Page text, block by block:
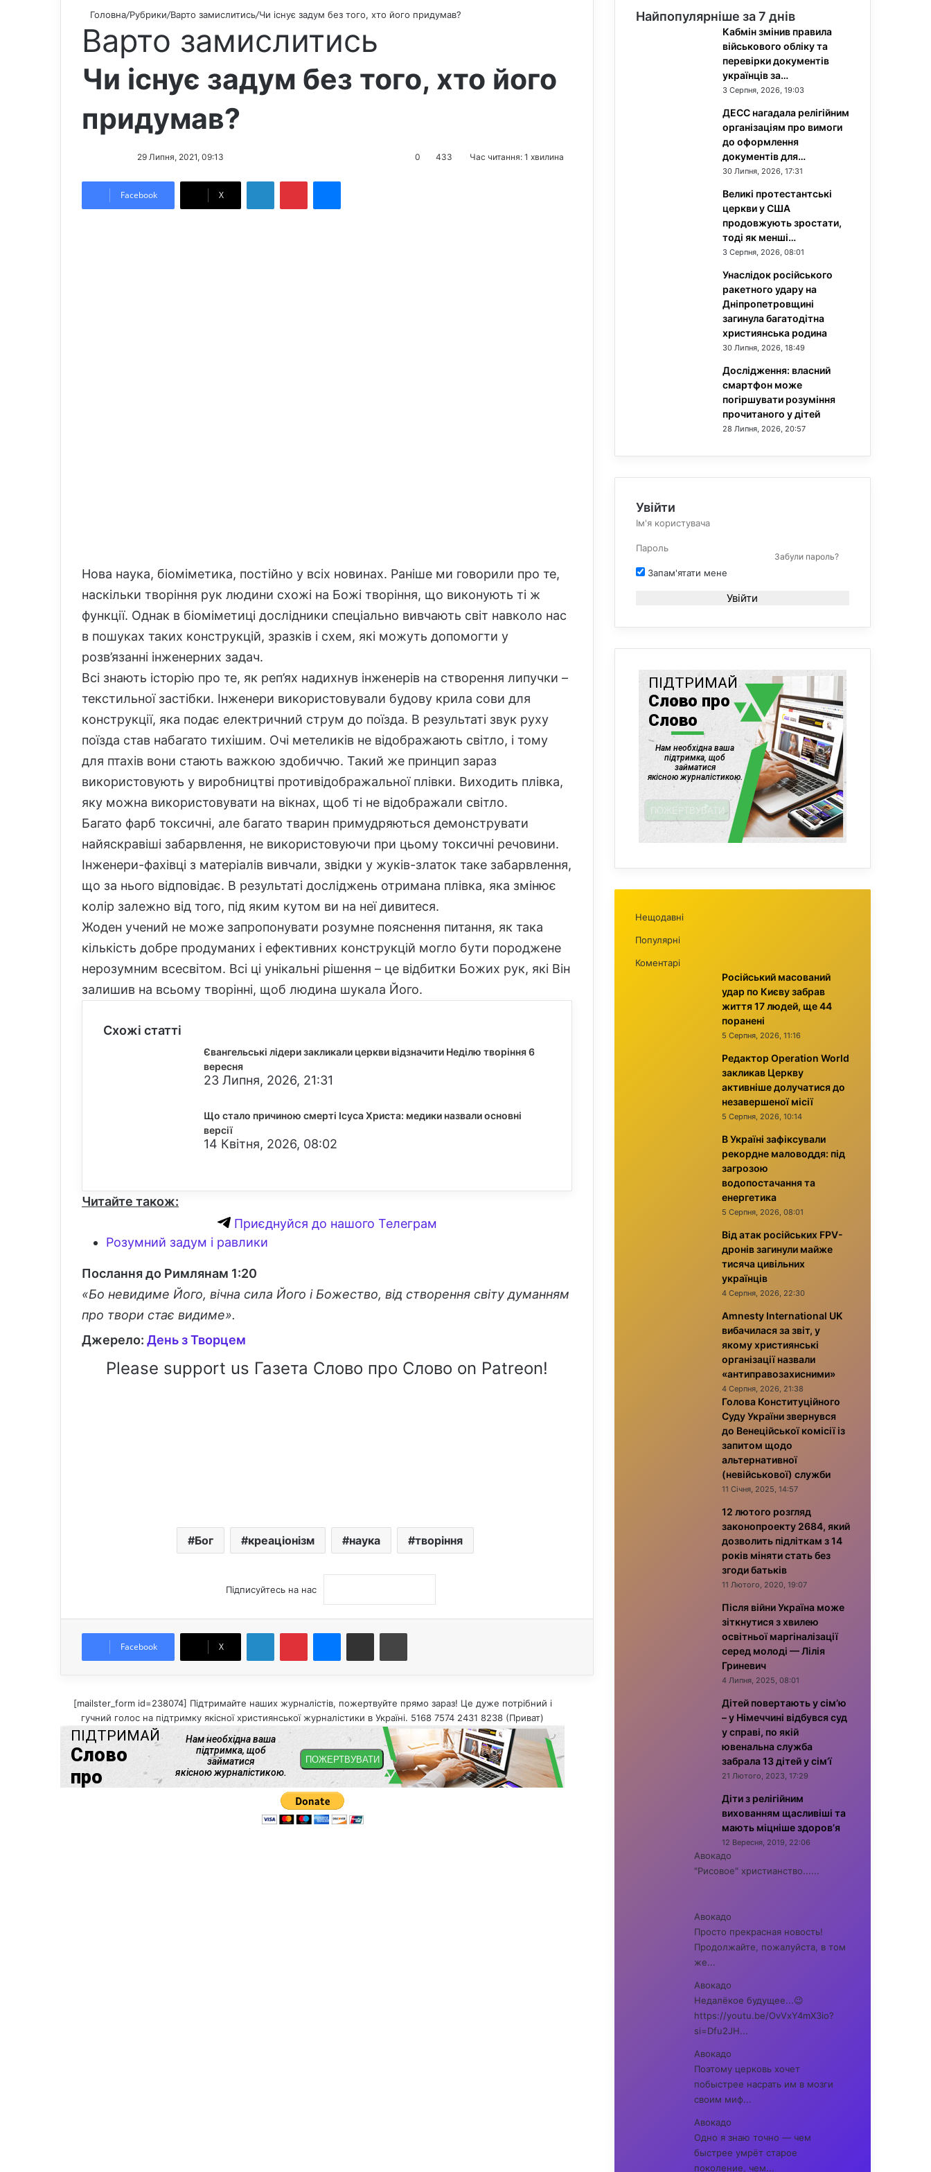
Головна/Рубрики/Варто замислитись/Чи існує задум без того, хто його придумав?
Варто замислитись
Чи існує задум без того, хто його
придумав?
l
n
d
29 Липня, 2021, 09:13 0 433 Час читання: 1 хвилина
Facebook X
Нова наука, біоміметика, постійно у всіх новинах. Раніше ми говорили про те,
наскільки творіння рук людини схожі на Божі творіння, що виконують ті ж
функції. Однак в біоміметиці дослідники спеціально вивчають світ навколо нас
в пошуках таких конструкцій, зразків і схем, які можуть допомогти у
розв’язанні інженерних задач.
Всі знають історію про те, як реп’ях надихнув інженерів на створення липучки –
текстильної застібки. Інженери використовували будову крила сови для
конструкції, яка подає електричний струм до поїзда. В результаті звук руху
поїзда став набагато тихішим. Очі метеликів не відображають світло, і тому
для птахів вони стають важкою здобиччю. Такий же принцип зараз
використовують у виробництві противідображальної плівки. Виходить плівка,
яку можна використовувати на вікнах, щоб ті не відображали світло.
Багато фарб токсичні, але багато тварин примудряються демонструвати
найяскравіші забарвлення, не використовуючи при цьому токсичні речовини.
Інженери-фахівці з матеріалів вивчали, звідки у жуків-златок таке забарвлення,
що за нього відповідає. В результаті досліджень отримана плівка, яка змінює
колір залежно від того, під яким кутом ви на неї дивитеся.
Жоден учений не може запропонувати розумне пояснення питання, як така
кількість добре продуманих і ефективних конструкцій могло бути породжене
нерозумним всесвітом. Всі ці унікальні рішення – це відбитки Божих рук, які Він
залишив на всьому творінні, щоб людина шукала Його.
Схожі статті
Євангельські лідери закликали церкви відзначити Неділю творіння 6
вересня
23 Липня, 2026, 21:31
Що стало причиною смерті Ісуса Христа: медики назвали основні
версії
14 Квітня, 2026, 08:02
Читайте також:
Приєднуйся до нашого Телеграм
Розумний задум і равлики
Послання до Римлянам 1:20
«Бо невидиме Його, вічна сила Його і Божество, від створення світу думанням
про твори стає видиме».
Джерело: День з Творцем
Please support us Газета Слово про Слово on Patreon!
Бог креаціонізм наука творіння
Підписуйтесь на нас
Facebook X
Поділитися електронною поштою
[mailster_form id=238074] Підтримайте наших журналістів, пожертвуйте прямо зараз! Це дуже потрібний і
гучний голос на підтримку якісної християнської журналістики в Україні. 5168 7574 2431 8238 (Приват)
Найпопулярніше за 7 днів
Кабмін змінив правила
військового обліку та
перевірки документів
українців за…
3 Серпня, 2026, 19:03
ДЕСС нагадала релігійним
організаціям про вимоги
до оформлення
документів для…
30 Липня, 2026, 17:31
Великі протестантські
церкви у США
продовжують зростати,
тоді як менші…
3 Серпня, 2026, 08:01
Унаслідок російського
ракетного удару на
Дніпропетровщині
загинула багатодітна
християнська родина
30 Липня, 2026, 18:49
Дослідження: власний
смартфон може
погіршувати розуміння
прочитаного у дітей
28 Липня, 2026, 20:57
Увійти
Забули пароль?
Запам'ятати мене
Увійти
Нещодавні
Популярні
Коментарі
Російський масований
удар по Києву забрав
життя 17 людей, ще 44
поранені
5 Серпня, 2026, 11:16
Редактор Operation World
закликав Церкву
активніше долучатися до
незавершеної місії
5 Серпня, 2026, 10:14
В Україні зафіксували
рекордне маловоддя: під
загрозою
водопостачання та
енергетика
5 Серпня, 2026, 08:01
Від атак російських FPV-
дронів загинули майже
тисяча цивільних
українців
4 Серпня, 2026, 22:30
Amnesty International UK
вибачилася за звіт, у
якому християнські
організації назвали
«антиправозахисними»
4 Серпня, 2026, 21:38
Голова Конституційного
Суду України звернувся
до Венеційської комісії із
запитом щодо
альтернативної
(невійськової) служби
11 Січня, 2025, 14:57
12 лютого розгляд
законопроекту 2684, який
дозволить підліткам з 14
років міняти стать без
згоди батьків
11 Лютого, 2020, 19:07
Після війни Україна може
зіткнутися з хвилею
освітньої маргіналізації
серед молоді — Лілія
Гриневич
4 Липня, 2025, 08:01
Дітей повертають у сім’ю
– у Німеччині відбувся суд
у справі, по якій
ювенальна служба
забрала 13 дітей у сім’ї
21 Лютого, 2023, 17:29
Діти з релігійним
вихованням щасливіші та
мають міцніше здоров’я
12 Вересня, 2019, 22:06
Авокадо
"Рисовое" христианство......
Авокадо
Просто прекрасная новость!
Продолжайте, пожалуйста, в том
же...
Авокадо
Недалёкое будущее...😉
https://youtu.be/OvVxY4mX3io?
si=Dfu2JH...
Авокадо
Поэтому церковь хочет
побыстрее насрать им в мозги
своим миф...
Авокадо
Одно я знаю точно — чем
быстрее умрёт старое
поколение, чем...